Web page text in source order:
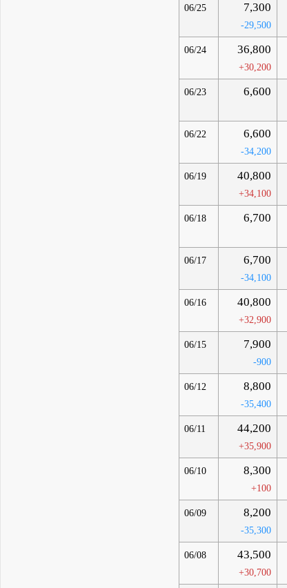
06/25 7,300
-29,500
06/24 36,800
+30,200
06/23 6,600
06/22 6,600
-34,200
06/19 40,800
+34,100
06/18 6,700
06/17 6,700
-34,100
06/16 40,800
+32,900
06/15 7,900
-900
06/12 8,800
-35,400
06/11 44,200
+35,900
06/10 8,300
+100
06/09 8,200
-35,300
06/08 43,500
+30,700